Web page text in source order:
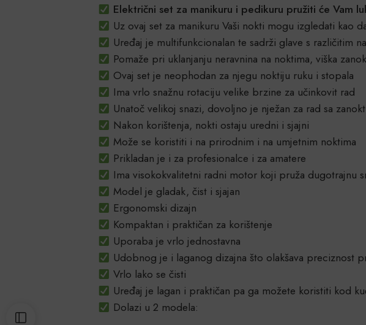
Električni set za manikuru i pedikuru pružiti će Vam
Uz ovaj set za manikuru Vaši nokti mogu izgledati kao
Uređaj je multifunkcionalan te sadrži glave s različitim
Pomaže pri uklanjanju neravnina na noktima, viška
Ovaj set je neophodan za njegu noktiju ruku i stopala
Ima vrlo snažnu rotaciju velike brzine za učinkovit rad
Unatoč velikoj snazi, dovoljno je nježan za rad sa
Nakon korištenja, nokti ostaju uredni i sjajni
Može se koristiti i na prirodnim i na umjetnim noktima
Prikladan je i za profesionalce i za amatere
Ima visokokvalitetni radni motor koji pruža dugotrajnu
Model je gladak, čist i sjajan
Ergonomski dizajn
Kompaktan i praktičan za korištenje
Uporaba je vrlo jednostavna
Udobnog je i laganog dizajna što olakšava preciznost
Vrlo lako se čisti
Uređaj je lagan i praktičan pa ga možete koristiti kod
Dolazi u 2 modela: